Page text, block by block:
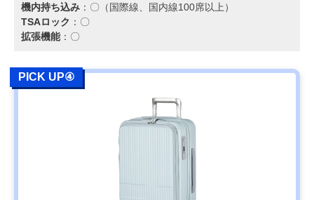
機内持ち込み ：〇（国際線、国内線100席以上）
TSAロック ：〇
拡張機能：〇
PICK UP④